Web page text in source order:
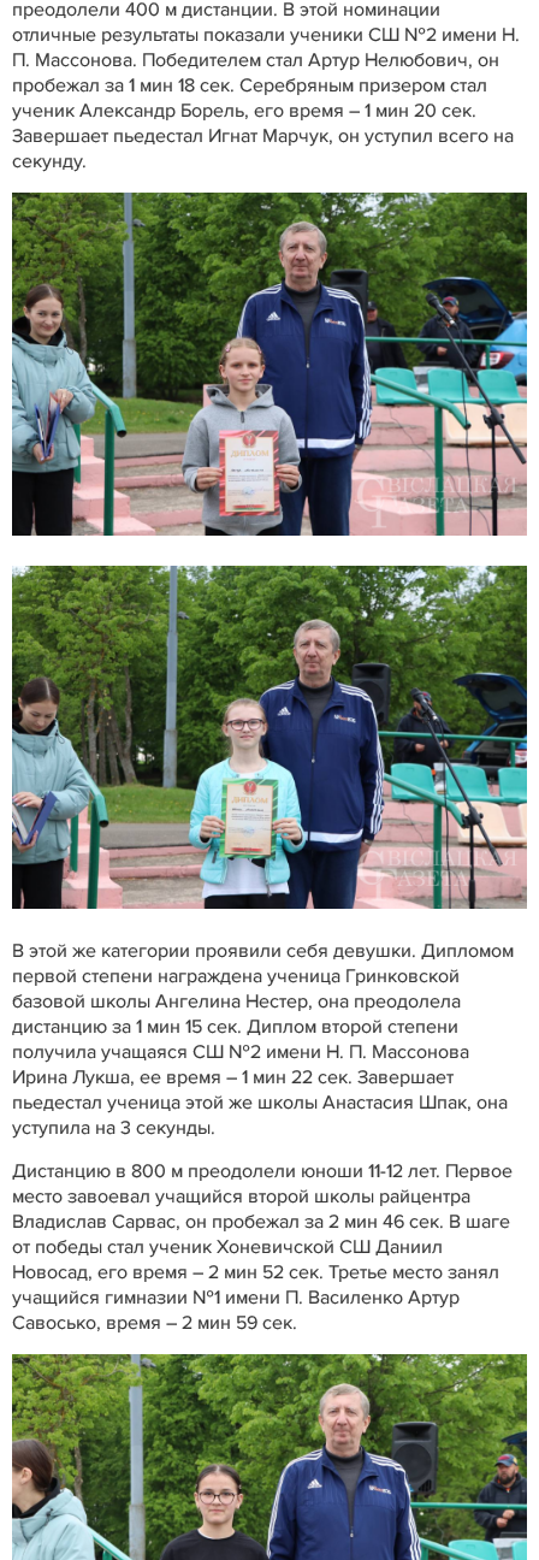
преодолели 400 м дистанции. В этой номинации
отличные результаты показали ученики СШ №2 имени Н.
П. Массонова. Победителем стал Артур Нелюбович, он
пробежал за 1 мин 18 сек. Серебряным призером стал
ученик Александр Борель, его время – 1 мин 20 сек.
Завершает пьедестал Игнат Марчук, он уступил всего на
секунду.
В этой же категории проявили себя девушки. Дипломом
первой степени награждена ученица Гринковской
базовой школы Ангелина Нестер, она преодолела
дистанцию за 1 мин 15 сек. Диплом второй степени
получила учащаяся СШ №2 имени Н. П. Массонова
Ирина Лукша, ее время – 1 мин 22 сек. Завершает
пьедестал ученица этой же школы Анастасия Шпак, она
уступила на 3 секунды.
Дистанцию в 800 м преодолели юноши 11-12 лет. Первое
место завоевал учащийся второй школы райцентра
Владислав Сарвас, он пробежал за 2 мин 46 сек. В шаге
от победы стал ученик Хоневичской СШ Даниил
Новосад, его время – 2 мин 52 сек. Третье место занял
учащийся гимназии №1 имени П. Василенко Артур
Савосько, время – 2 мин 59 сек.